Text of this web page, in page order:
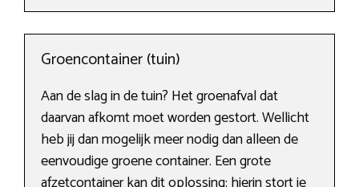
Groencontainer (tuin)
Aan de slag in de tuin? Het groenafval dat
daarvan afkomt moet worden gestort. Wellicht
heb jij dan mogelijk meer nodig dan alleen de
eenvoudige groene container. Een grote